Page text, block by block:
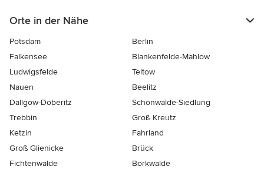
Orte in der Nähe
Potsdam
Berlin
Falkensee
Blankenfelde-Mahlow
Ludwigsfelde
Teltow
Nauen
Beelitz
Dallgow-Döberitz
Schönwalde-Siedlung
Trebbin
Groß Kreutz
Ketzin
Fahrland
Groß Glienicke
Brück
Fichtenwalde
Borkwalde